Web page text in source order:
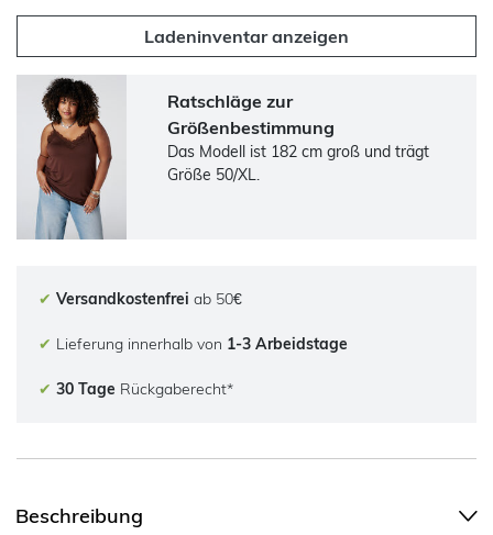
Ladeninventar anzeigen
Ratschläge zur
Größenbestimmung
Das Modell ist 182 cm groß und trägt
Größe 50/XL.
✔ Versandkostenfrei ab 50€
✔ Lieferung innerhalb von 1-3 Arbeidstage
✔ 30 Tage Rückgaberecht*
Beschreibung